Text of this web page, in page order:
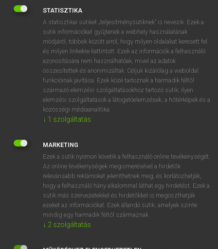
OOOOPS!
SZOTAR.NET APPLIKÁCIÓ
MICROSOFT OFFICE BŐVÍTMÉNY
BEÉPÜLŐ SZÓTÁRMODUL
ONLINE NYELVVIZSGA
STATISZTIKA
A statisztikai sütiket „teljesítménysütiknek” is nevezik. Ezek a
sütik információkat gyűjtenek a webhely használatának
módjáról, többek között arról, hogy milyen oldalakat keresett fel
és milyen linkekre kattintott. Ezek az információk a felhasználó
azonosítására nem használhatóak, mivel az adatok
összesítettek és anonimizáltak. Céljuk kizárólag a weboldal
funkcióinak javítása. Ezek közé tartoznak a harmadik féltől
származó elemzési szolgáltatásokhoz tartozó sütik; ilyen
elemzési szolgáltatások a látogatóelemzések, a hőtérképek és a
közösségi médiaanalitika.
↓ 1 szolgáltatás
MARKETING
Ezek a sütik nyomon követik a felhasználó online tevékenységét.
Az online tevékenységek megismerésével a hirdetők
relevánsabb reklámokat jeleníthetnek meg, és korlátozhatják,
hogy a felhasználó hány alkalommal láthat egy hirdetést. Ezek a
sütik más szervezetekkel és hirdetőkkel is megoszthatják
ezeket az információkat. Ezek állandó sütik, amelyek szinte
mindig egy harmadik féltől származnak.
↓ 2 szolgáltatás